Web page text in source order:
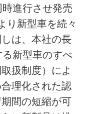
進行させ発売
り新型車を続々
は、本社の長
新型車のすべ
扱制度）によ
理化された認
間の短縮が可